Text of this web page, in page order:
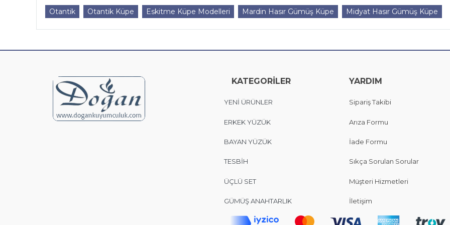
Otantik Otantik Küpe Eskitme Küpe Modelleri Mardin Hasır Gümüş Küpe Midyat Hasır Gümüş Küpe
KATEGORİLER
YENİ ÜRÜNLER
ERKEK YÜZÜK
BAYAN YÜZÜK
TESBİH
ÜÇLÜ SET
GÜMÜŞ ANAHTARLIK
YARDIM
Sipariş Takibi
Arıza Formu
İade Formu
Sıkça Sorulan Sorular
Müşteri Hizmetleri
İletişim